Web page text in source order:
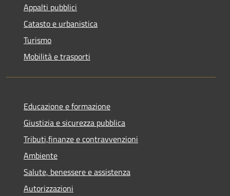
Appalti pubblici
Catasto e urbanistica
Turismo
Mobilità e trasporti
Educazione e formazione
Giustizia e sicurezza pubblica
Tributi,finanze e contravvenzioni
Ambiente
Salute, benessere e assistenza
Autorizzazioni